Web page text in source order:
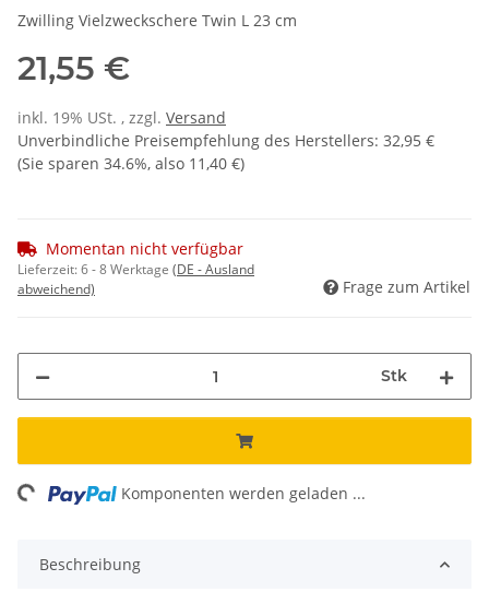
Zwilling Vielzweckschere Twin L 23 cm
21,55 €
inkl. 19% USt. , zzgl. Versand
Unverbindliche Preisempfehlung des Herstellers: 32,95 €
(Sie sparen 34.6%, also 11,40 €)
Momentan nicht verfügbar
Lieferzeit:6 - 8 Werktage (DE - Ausland
abweichend)
Frage zum Artikel
Stk
Komponenten werden geladen ...
Beschreibung